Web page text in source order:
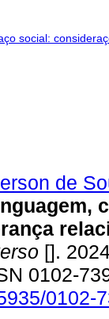
de
[].
0102-
0102-